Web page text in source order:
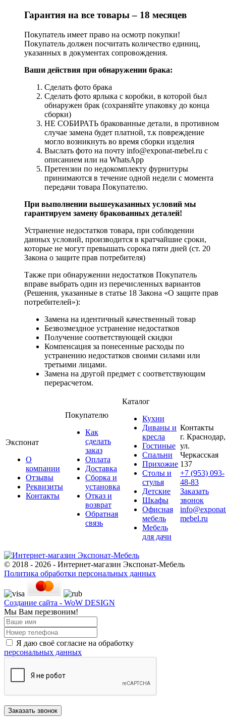
Гарантия на все товары – 18 месяцев
Покупатель имеет право на осмотр покупки!
Покупатель должен посчитать количество единиц,
указанных в документах сопровождения.
Ваши действия при обнаружении брака:
Сделать фото брака
Сделать фото ярлыка с коробки, в которой был
обнаружен брак (сохраняйте упаковку до конца
сборки)
НЕ СОБИРАТЬ бракованные детали, в противном
случае замена будет платной, т.к повреждение
могло возникнуть во время сборки изделия
Выслать фото на почту info@exponat-mebel.ru с
описанием или на WhatsApp
Претензии по недокомплекту фурнитуры
принимаются в течение одной недели с момента
передачи товара Покупателю.
При выполнении вышеуказанных условий мы
гарантируем замену бракованных деталей!
Устранение недостатков товара, при соблюдении
данных условий, производится в кратчайшие сроки,
которые не могут превышать сорока пяти дней (ст. 20
Закона о защите прав потребителя)
Также при обнаружении недостатков Покупатель
вправе выбрать один из перечисленных вариантов
(Решения, указанные в статье 18 Закона «О защите прав
потребителей»):
Замена на идентичный качественный товар
Безвозмездное устранение недостатков
Получение соответствующей скидки
Компенсация за понесенные расходы по
устранению недостатков своими силами или
третьими лицами.
Замена на другой предмет с соответствующим
перерасчетом.
Экспонат
О
компании
Отзывы
Реквизиты
Контакты
Покупателю
Как
сделать
заказ
Оплата
Доставка
Сборка и
установка
Отказ и
возврат
Обратная
связь
Каталог
Кухни
Диваны и
кресла
Гостиные
Спальни
Прихожие
Столы и
стулья
Детские
Шкафы
Офисная
мебель
Мебель
для дачи
Контакты
г. Краснодар,
ул.
Черкасская
137
+7 (953) 093-
48-83
Заказать
звонок
mebel.ru
© 2018 - 2026 - Интернет-магазин Экспонат-Мебель
Политика обработки персональных данных
Создание сайта - WoW DESIGN
Мы Вам перезвоним!
Я даю своё согласие на обработку
персональных данных